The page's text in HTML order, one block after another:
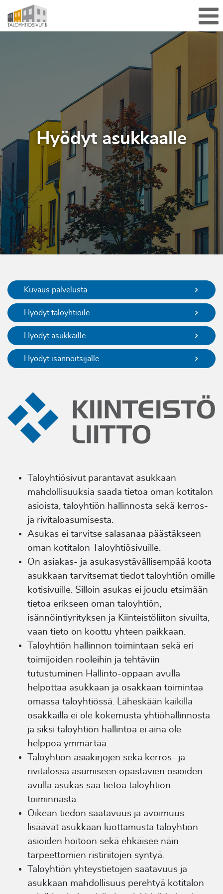
Sulje valikko
Hyödyt asukkaalle
Taloyhtiösivut parantavat asukkaan
mahdollisuuksia saada tietoa oman kotitalon
asioista, taloyhtiön hallinnosta sekä kerros-
ja rivitaloasumisesta.
Asukas ei tarvitse salasanaa päästäkseen
oman kotitalon Taloyhtiösivuille.
On asiakas- ja asukasystävällisempää koota
asukkaan tarvitsemat tiedot taloyhtiön omille
kotisivuille. Silloin asukas ei joudu etsimään
tietoa erikseen oman taloyhtiön,
isännöintiyrityksen ja Kiinteistöliiton sivuilta,
vaan tieto on koottu yhteen paikkaan.
Taloyhtiön hallinnon toimintaan sekä eri
toimijoiden rooleihin ja tehtäviin
tutustuminen Hallinto-oppaan avulla
helpottaa asukkaan ja osakkaan toimintaa
omassa taloyhtiössä. Läheskään kaikilla
osakkailla ei ole kokemusta yhtiöhallinnosta
ja siksi taloyhtiön hallintoa ei aina ole
helppoa ymmärtää.
Taloyhtiön asiakirjojen sekä kerros- ja
rivitalossa asumiseen opastavien osioiden
avulla asukas saa tietoa taloyhtiön
toiminnasta.
Oikean tiedon saatavuus ja avoimuus
lisäävät asukkaan luottamusta taloyhtiön
asioiden hoitoon sekä ehkäisee näin
tarpeettomien ristiriitojen syntyä.
Taloyhtiön yhteystietojen saatavuus ja
asukkaan mahdollisuus perehtyä kotitalon
Kuvaus palvelusta
Hyödyt taloyhtiöile
Hyödyt asukkaille
Hyödyt isännöitsijälle